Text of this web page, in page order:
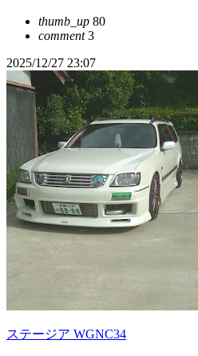
thumb_up 80
comment3
2025/12/27 23:07
ステージア WGNC34